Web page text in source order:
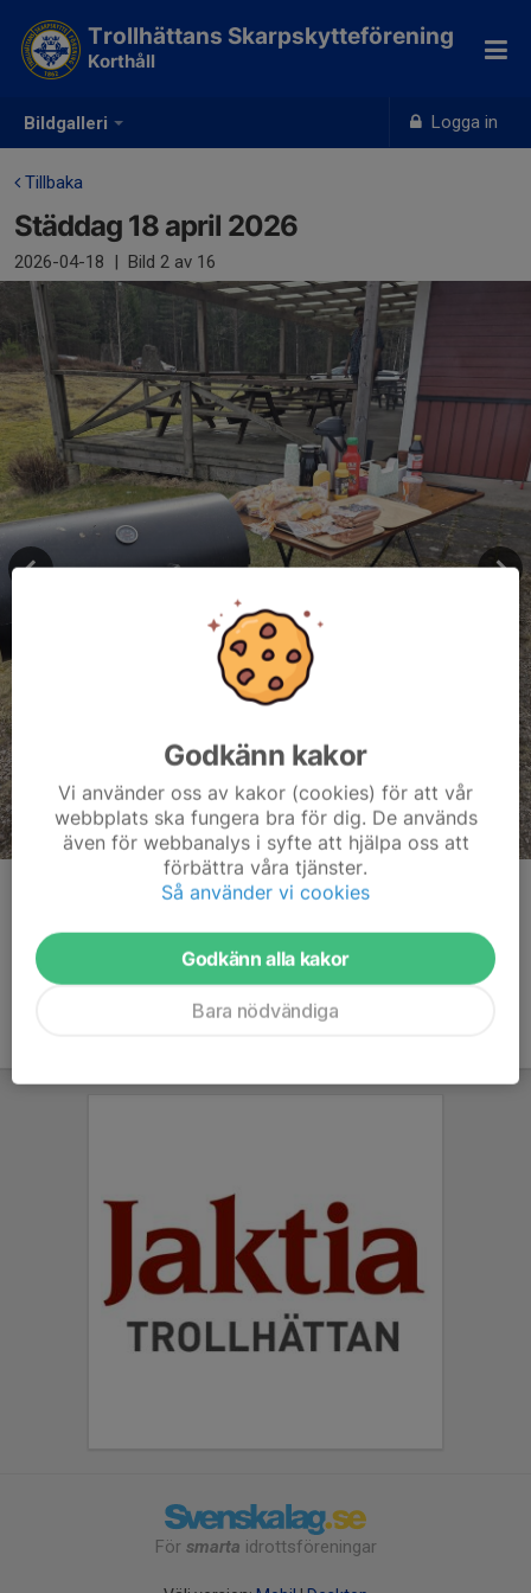
Bildgalleri Logga in
Trollhättans Skarpskytteförening
Korthåll
Tillbaka
Städdag 18 april 2026
2026-04-18 | Bild 2 av 16
För smarta idrottsföreningar
Godkänn kakor
Vi använder oss av kakor (cookies) för att vår
webbplats ska fungera bra för dig. De används
även för webbanalys i syfte att hjälpa oss att
förbättra våra tjänster.
Så använder vi cookies
Godkänn alla kakor
Bara nödvändiga